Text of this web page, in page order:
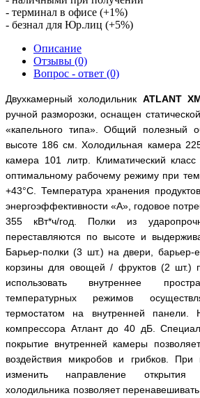
- терминал в офисе (+1%)
- безнал для Юр.лиц (+5%)
Описание
Отзывы (0)
Вопрос - ответ (0)
Двухкамерный холодильник ATLANT X
ручной разморозки, оснащен
«капельного типа». Общий полезный
высоте 186 см. Холодильная камера
камера 101 литр. Климатический класс
оптимальному рабочему режиму при
+43°С. Температура хранения
энергоэффективности «А», годовое
355 кВт*ч/год. Полки из
переставляются по высоте и
Барьер-полки (3 шт.) на двери, барьер-
корзины для овощей / фруктов (2 шт.)
использовать внутреннее
температурных режимов
термостатом на внутренней панели.
компрессора Атлант до 40 дБ.
покрытие внутренней камеры
воздействия микробов и грибков.
изменить направление открытия
холодильника позволяет